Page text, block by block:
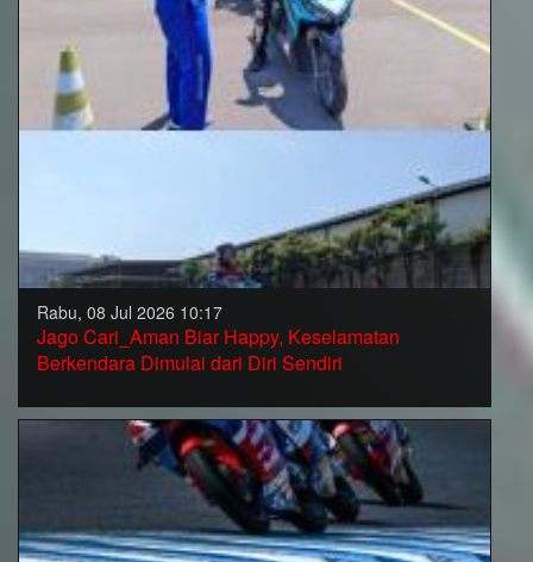
Rabu, 08 Jul 2026 10:17
Jago Cari_Aman Biar Happy, Keselamatan
Berkendara Dimulai dari Diri Sendiri